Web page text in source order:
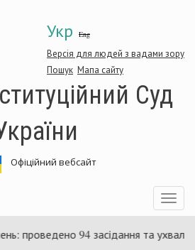
Укр Eng
Версія для людей з вадами зору
Пошук Мапа сайту
Суд
Офіційний вебсайт
Toggle
проведено 94 засідання та ухвалено